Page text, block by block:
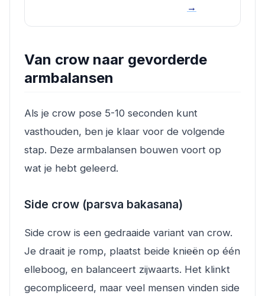
→
Van crow naar gevorderde
armbalansen
Als je crow pose 5-10 seconden kunt
vasthouden, ben je klaar voor de volgende
stap. Deze armbalansen bouwen voort op
wat je hebt geleerd.
Side crow (parsva bakasana)
Side crow is een gedraaide variant van crow.
Je draait je romp, plaatst beide knieën op één
elleboog, en balanceert zijwaarts. Het klinkt
gecompliceerd, maar veel mensen vinden side